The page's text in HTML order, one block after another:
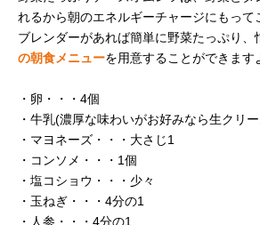
れるから朝のエネルギーチャージにもって
ブレンダーがあれば簡単に野菜たっぷり、
の朝食メニューを用意することができます
・卵・・・4個
・牛乳(濃厚な味わいがお好みなら生クリ
・マヨネーズ・・・大さじ1
・コンソメ・・・1個
・塩コショウ・・・少々
・玉ねぎ・・・4分の1
・人参・・・4分の1